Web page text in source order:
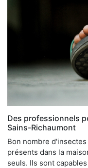
Des professionnels
Sains-Richaumont
Bon nombre
présents dans la
seuls. Ils sont